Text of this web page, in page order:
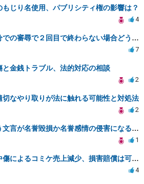
じり名使用、パブリシティ権の影響は？
4
開示請求の仮処分での審尋で２回目で終わらない場合どうしたらいいですか
7
と金銭トラブル、法的対応の相談
2
切なやり取りが法に触れる可能性と対処法
2
知的障害者と言う文言が名誉毀損か名誉感情の侵害になるか教えてほしい。
1
ネットでの誹謗中傷によるコミケ売上減少、損害賠償は可能か？
4